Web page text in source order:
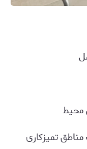
محیط
تمیزکاری